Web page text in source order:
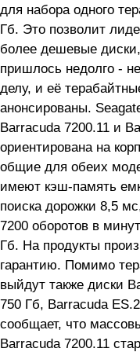
для набора одного
Гб. Это позволит
более дешевые
пришлось недолго -
делу, и её
анонсированы.
Barracuda 7200.11 и
ориентирована на
общие для обеих
имеют кэш-память
поиска дорожки 8,5
7200 оборотов в
Гб. На продукты
гарантию. Помимо
выйдут также диски
750 Гб, Barracuda
сообщает, что
Barracuda 7200.11